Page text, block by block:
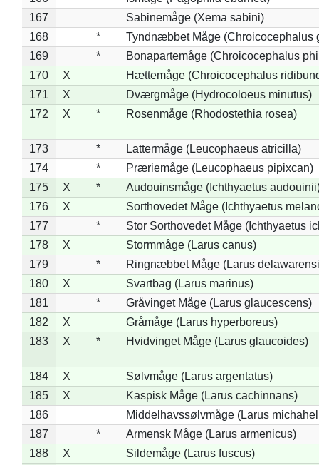
167
Sabinemåge (Xema sabini)
168
*
Tyndnæbbet Måge (Chroicocephalus
169
*
Bonapartemåge (Chroicocephalus
170
X
Hættemåge (Chroicocephalus
171
X
Dværgmåge (Hydrocoloeus minutus)
172
X * Rosenmåge (Rhodostethia rosea)
173 *
Lattermåge (Leucophaeus atricilla)
174
*
Præriemåge (Leucophaeus pipixcan)
175
X *
Audouinsmåge (Ichthyaetus
176
X
Sorthovedet Måge (Ichthyaetus
177
*
Stor Sorthovedet Måge (Ichthyaetus
178
X
Stormmåge (Larus canus)
179
*
Ringnæbbet Måge (Larus
180
X
Svartbag (Larus marinus)
181
*
Gråvinget Måge (Larus glaucescens)
182
X
Gråmåge (Larus hyperboreus)
183
X * Hvidvinget Måge (Larus glaucoides)
184 X
Sølvmåge (Larus argentatus)
185
X
Kaspisk Måge (Larus cachinnans)
186
Middelhavssølvmåge (Larus
187
*
Armensk Måge (Larus armenicus)
188
X
Sildemåge (Larus fuscus)